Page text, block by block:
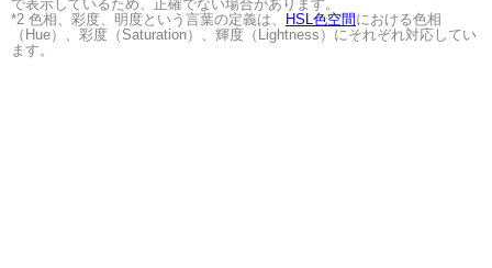
で表示しているため、正確でない場合があります。
*2 色相、彩度、明度という言葉の定義は、
HSL色空間 における色相
（Hue）、彩度（Saturation）、輝度（Lightness）にそれぞれ対応してい
ます。